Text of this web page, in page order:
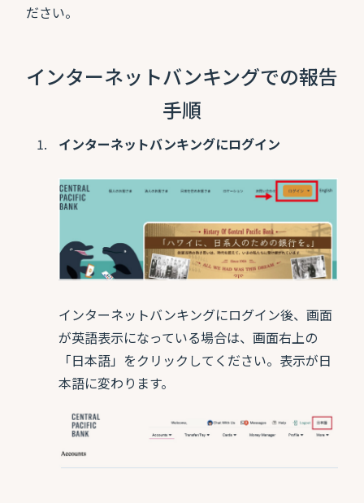
ださい。
インターネットバンキングでの報告
手順
インターネットバンキングにログイン
インターネットバンキングにログイン後、画面
が英語表示になっている場合は、画面右上の
「日本語」をクリックしてください。表示が日
本語に変わります。